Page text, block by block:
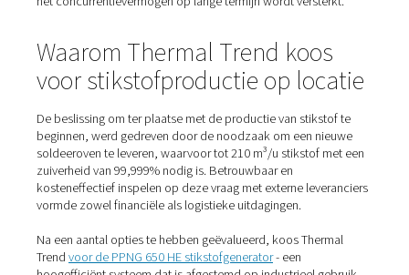
badkamerradiatoren, heeft een grote sprong
gemaakt in zijn productiestrategie door te investeren in
eigen stikstofopwekkingssysteem. Deze verandering
een keerpunt in de activiteiten van het bedrijf,
efficiëntie aanzienlijk toeneemt, de kosten worden
het concurrentievermogen op lange termijn wordt
Waarom Thermal Trend
voor stikstofproductie op